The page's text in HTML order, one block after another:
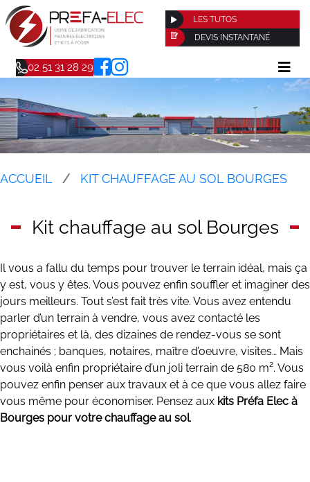
LES TUTOS
DEVIS INSTANTANÉ
02 51 31 28 29
ACCUEIL KIT CHAUFFAGE AU SOL BOURGES
Kit chauffage au sol Bourges
Il vous a fallu du temps pour trouver le terrain idéal, mais ça
y est, vous y êtes. Vous pouvez enfin souffler et imaginer des
jours meilleurs. Tout s’est fait très vite. Vous avez entendu
parler d’un terrain à vendre, vous avez contacté les
propriétaires et là, des dizaines de rendez-vous se sont
enchainés ; banques, notaires, maître d’oeuvre, visites… Mais
vous voilà enfin propriétaire d’un joli terrain de 580 m². Vous
pouvez enfin penser aux travaux et à ce que vous allez faire
vous même pour économiser. Pensez aux kits Préfa Elec à
Bourges pour votre chauffage au sol.